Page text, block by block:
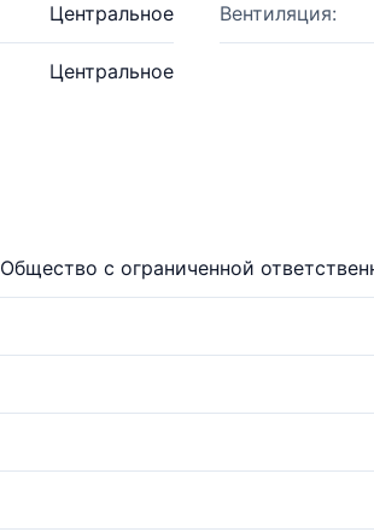
Центральное Вентиляция:
Центральное
Общество с ограниченной